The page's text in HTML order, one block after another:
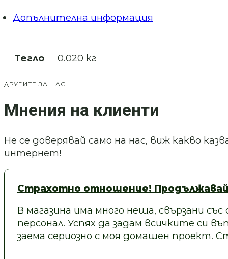
Art.
Допълнителна информация
Тегло 0.020 кг
ДРУГИТЕ ЗА НАС
Мнения на клиенти
Не се доверявай само на нас, виж какво
интернет!
Страхотно отношение!
В магазина има много неща, свързани
персонал. Успях да задам всичките си
заема сериозно с моя домашен